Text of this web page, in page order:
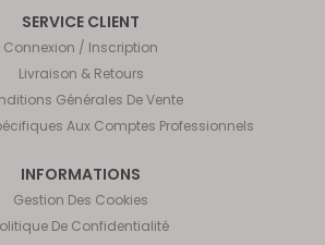
SERVICE CLIENT
Connexion / Inscription
Livraison & Retours
Générales De Vente
Aux Comptes Professionnels
INFORMATIONS
Gestion Des Cookies
De Confidentialité